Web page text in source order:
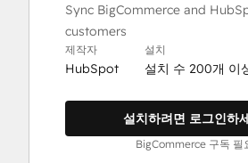
Sync BigCommerce and
customers
제작자
HubSpot
설치
설치 수 200개 이
설치하려면 로그인하
BigCommerce 구독 필